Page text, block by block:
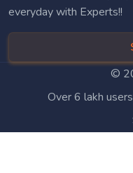
everyday with Experts!!
©
Over 6 lakh